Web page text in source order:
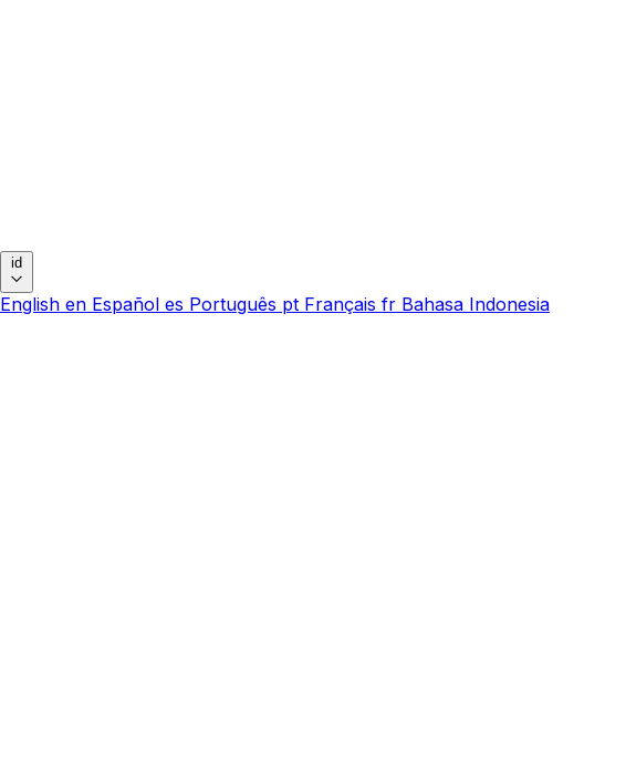
id
English en Español es Português pt Français fr Bahasa Indonesia